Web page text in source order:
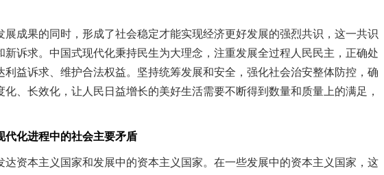
果的同时，形成了社会稳定才能实现经济更好发展的强烈共识，这一共识
诉求。中国式现代化秉持民生为大理念，注重发展全过程人民民主，正确处
益诉求、维护合法权益。坚持统筹发展和安全，强化社会治安整体防控，确
、长效化，让人民日益增长的美好生活需要不断得到数量和质量上的满足，
化进程中的社会主要矛盾
本主义国家和发展中的资本主义国家。在一些发展中的资本主义国家，这